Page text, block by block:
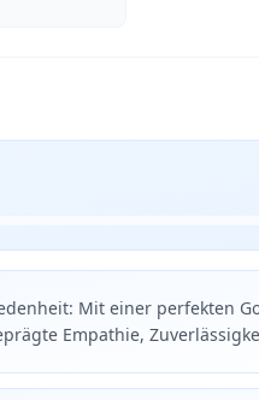
Mit einer perfekten
Empathie,